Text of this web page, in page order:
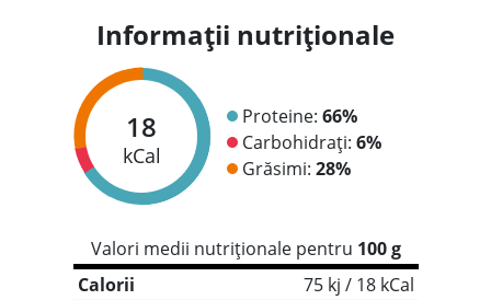
Informații nutriționale
18
kCal
Proteine: 66%
Carbohidrați: 6%
Grăsimi: 28%
Valori medii nutriționale pentru 100 g
Calorii
75 kj / 18 kCal